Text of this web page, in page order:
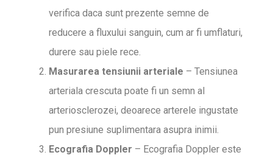
verifica daca sunt prezente semne de
reducere a fluxului sanguin, cum ar fi umflaturi,
durere sau piele rece.
Masurarea tensiunii arteriale – Tensiunea
arteriala crescuta poate fi un semn al
arteriosclerozei, deoarece arterele ingustate
pun presiune suplimentara asupra inimii.
Ecografia Doppler – Ecografia Doppler este